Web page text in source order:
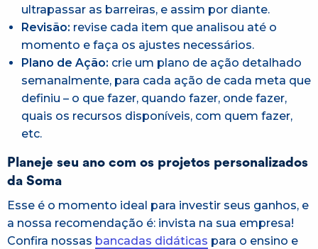
ultrapassar as barreiras, e assim por diante.
Revisão: revise cada item que analisou até o
momento e faça os ajustes necessários.
Plano de Ação: crie um plano de ação detalhado
semanalmente, para cada ação de cada meta que
definiu – o que fazer, quando fazer, onde fazer,
quais os recursos disponíveis, com quem fazer,
etc.
Planeje seu ano com os projetos personalizados
da Soma
Esse é o momento ideal para investir seus ganhos, e
a nossa recomendação é: invista na sua empresa!
Confira nossas bancadas didáticas para o ensino e